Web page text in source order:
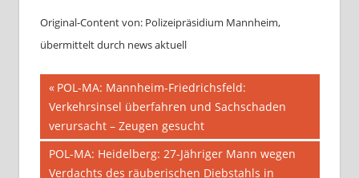
Original-Content von: Polizeipräsidium Mannheim,
übermittelt durch news aktuell
Beitragsnavigation
Vorheriger
Beitrag:
POL-MA: Mannheim-Friedrichsfeld:
Verkehrsinsel überfahren und Sachschaden
verursacht – Zeugen gesucht
Nächster
Beitrag:
POL-MA: Heidelberg: 27-Jähriger Mann wegen
Verdachts des räuberischen Diebstahls in